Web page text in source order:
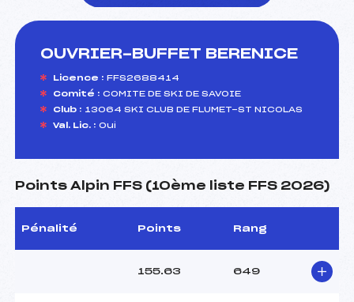
OUVRIER-BUFFET BERENICE
Licence : FFS2688414
Comité : COMITE DE SKI DE SAVOIE
Club : 13064 SKI CLUB DE FLUMET-ST NICOLAS
Val. Lic. : Oui
Points Alpin FFS (10ème liste FFS 2026)
Pénalité Points Rang
155.63 649